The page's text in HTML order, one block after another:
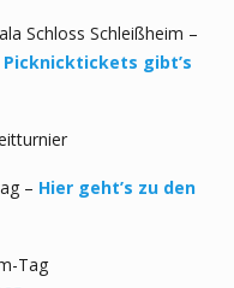
Schloss Schleißheim –
Picknicktickets gibt’s
– Hier geht’s zu den
Tag